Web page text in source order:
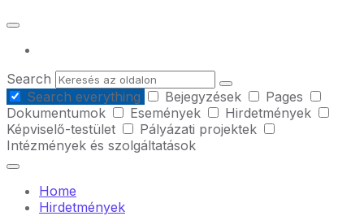
Search
Search everything
Bejegyzések
Pages
Dokumentumok
Események
Hirdetmények
Képviselő-testület
Pályázati projektek
Intézmények és szolgáltatások
Home
Hirdetmények